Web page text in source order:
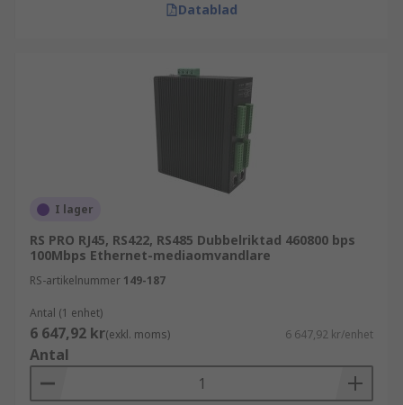
Datablad
I lager
RS PRO RJ45, RS422, RS485 Dubbelriktad 460800 bps
100Mbps Ethernet-mediaomvandlare
RS-artikelnummer 149-187
Antal (1 enhet)
6 647,92 kr(exkl. moms) 6 647,92 kr/enhet
Antal